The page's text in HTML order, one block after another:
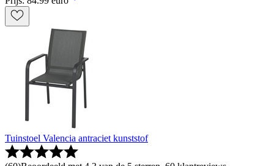
Tuinstoel Valencia antraciet kunststof